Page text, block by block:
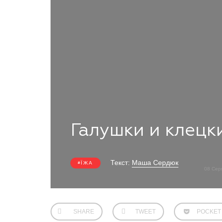
Галушки и
ЇЖА Текст: Маша Сердюк
SHARE TWEET POCKET